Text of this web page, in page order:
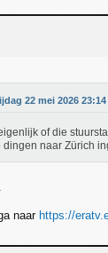
22 mei 2026 23:14
of die
naar Zürich
naar https://